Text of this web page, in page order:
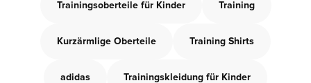
Trainingsoberteile für Kinder Training
Kurzärmlige Oberteile Training Shirts
adidas Trainingskleidung für Kinder